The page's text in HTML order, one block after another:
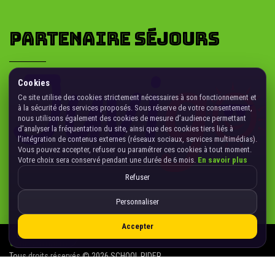
PARTENAIRE SÉJOURS
CONFIDENTIALITÉ
Tous droits réservés © 2026 SCHOOL RIDER
Cookies
Ce site utilise des cookies strictement nécessaires à son fonctionnement et
à la sécurité des services proposés. Sous réserve de votre consentement,
nous utilisons également des cookies de mesure d’audience permettant
d’analyser la fréquentation du site, ainsi que des cookies tiers liés à
l’intégration de contenus externes (réseaux sociaux, services multimédias).
Vous pouvez accepter, refuser ou paramétrer ces cookies à tout moment.
Votre choix sera conservé pendant une durée de 6 mois. En savoir plus
Refuser
Personnaliser
Accepter
Gérer les cookies